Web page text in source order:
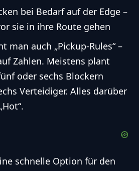
bei Bedarf auf der Edge –
sie in ihre Route gehen
man auch „Pickup-Rules“ –
Zahlen. Meistens plant
oder sechs Blockern
Verteidiger. Alles darüber
schnelle Option für den